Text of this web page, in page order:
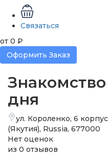
Связаться
от 0 ₽
Оформить Заказ
дня
ул. Короленко, 6
(Якутия), Russia, 677000
Нет оценок
из 0 отзывов